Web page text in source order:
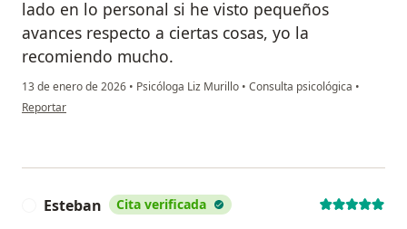
lado en lo personal si he visto pequeños
avances respecto a ciertas cosas, yo la
recomiendo mucho.
13 de enero de 2026 • Psicóloga Liz Murillo • Consulta psicológica •
en opinión del usuario Valentina Jiménez Arias
Reportar
Esteban Cita verificada